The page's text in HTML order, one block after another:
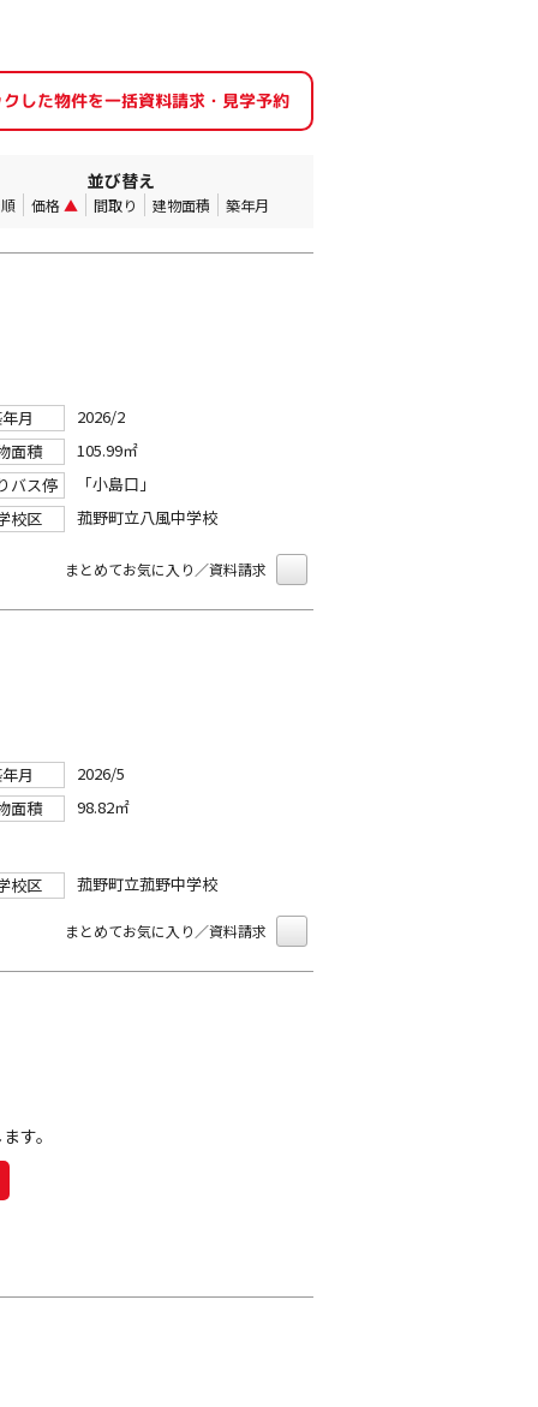
並び替え
価格 ▲ 間取り 建物面積 築年月
月
2026/2
面積
105.99㎡
バス停
「小島口」
校区 菰野町立八風中学校
まとめてお気に入り／資料請求
月
2026/5
面積
98.82㎡
校区 菰野町立菰野中学校
まとめてお気に入り／資料請求
す。